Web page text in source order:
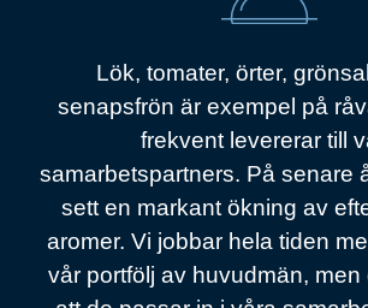
Lök, tomater, örter,
senapsfrön är exempel på
frekvent levererar till
samarbetspartners. På senare
sett en markant ökning av
aromer. Vi jobbar hela tiden
vår portfölj av huvudmän, men